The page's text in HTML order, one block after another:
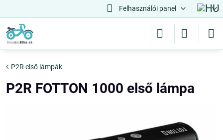
Felhasználói panel
P2R első lámpák
P2R FOTTON 1000 első lámpa